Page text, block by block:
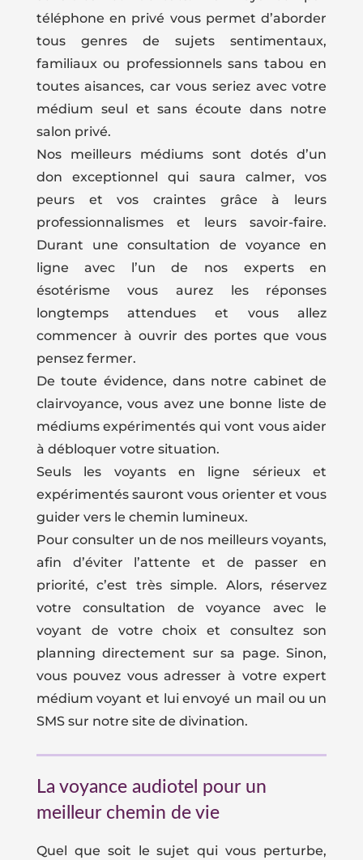
téléphone en privé vous permet d’aborder
tous genres de sujets sentimentaux,
familiaux ou professionnels sans tabou en
toutes aisances, car vous seriez avec votre
médium seul et sans écoute dans notre
salon privé.
Nos meilleurs médiums sont dotés d’un
don exceptionnel qui saura calmer, vos
peurs et vos craintes grâce à leurs
professionnalismes et leurs savoir-faire.
Durant une consultation de voyance en
ligne avec l’un de nos experts en
ésotérisme vous aurez les réponses
longtemps attendues et vous allez
commencer à ouvrir des portes que vous
pensez fermer.
De toute évidence, dans notre cabinet de
clairvoyance, vous avez une bonne liste de
médiums expérimentés qui vont vous aider
à débloquer votre situation.
Seuls les voyants en ligne sérieux et
expérimentés sauront vous orienter et vous
guider vers le chemin lumineux.
Pour consulter un de nos meilleurs voyants,
afin d’éviter l’attente et de passer en
priorité, c’est très simple. Alors, réservez
votre consultation de voyance avec le
voyant de votre choix et consultez son
planning directement sur sa page. Sinon,
vous pouvez vous adresser à votre expert
médium voyant et lui envoyé un mail ou un
SMS sur notre site de divination.
La voyance audiotel pour un
meilleur chemin de vie
Quel que soit le sujet qui vous perturbe,